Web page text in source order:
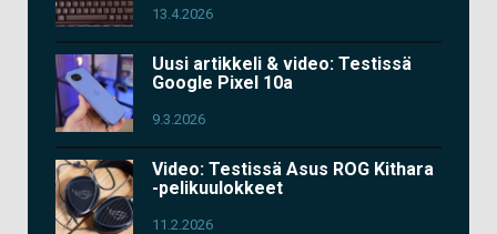
13.4.2026
Uusi artikkeli & video: Testissä
Google Pixel 10a
9.3.2026
Video: Testissä Asus ROG Kithara
-pelikuulokkeet
11.2.2026